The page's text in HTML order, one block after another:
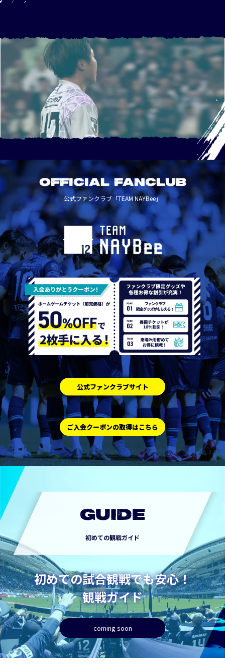
OFFICIAL FANCLUB
公式ファンクラブ「TEAM NAYBee」
公式ファンクラブサイト
ご入会クーポンの取得はこちら
GUIDE
初めての観戦ガイド
初めての試合観戦でも安心！
観戦ガイド
coming soon